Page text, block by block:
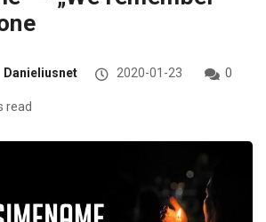
Danieliusnet 2020-01-23 0
read